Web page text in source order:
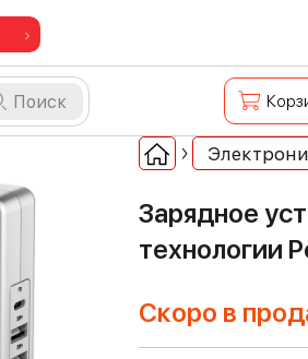
Поиск
Зарядное
технологии
Скоро в